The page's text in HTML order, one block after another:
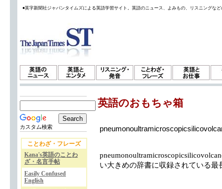
●英字新聞社ジャパンタイムズによる英語学習サイト。英語のニュース、よみもの、リスニングな
カスタム検索
ことわざ・フレーズ
Kana's英語のことわ
ざ・名言手帖
Easily Confused
English
英語のおもちゃ箱
い大きめの辞書に収録されている最